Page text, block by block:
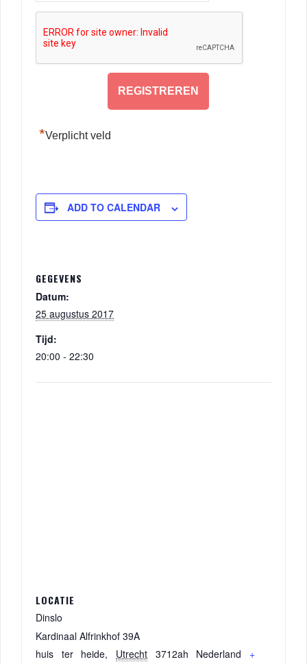
*Verplicht veld
ADD TO CALENDAR
GEGEVENS
Datum:
25 augustus 2017
Tijd:
20:00 - 22:30
LOCATIE
Dinslo
Kardinaal Alfrinkhof 39A
huis ter heide, Utrecht 3712ah Nederland
+